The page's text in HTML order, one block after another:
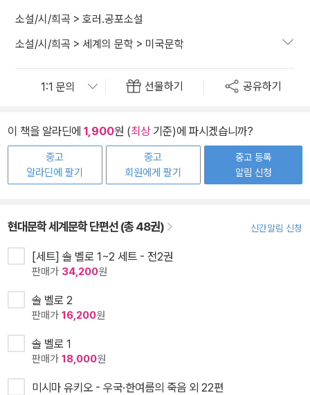
소설/시/희곡 > 호러.공포소설
소설/시/희곡 > 세계의 문학 > 미국문학
선물하기 공유하기
이 책을 알라딘에 1,900원 (최상기준)에 파시겠습니까?
중고
알라딘에 팔기
중고
회원에게 팔기
중고 등록
알림 신청
현대문학 세계문학 단편선 (총 48권) 신간알림 신청
[세트] 솔 벨로 1~2 세트 - 전2권
판매가 34,200원
솔 벨로 2
판매가 16,200원
솔 벨로 1
판매가 18,000원
미시마 유키오 - 우국·한여름의 죽음 외 22편